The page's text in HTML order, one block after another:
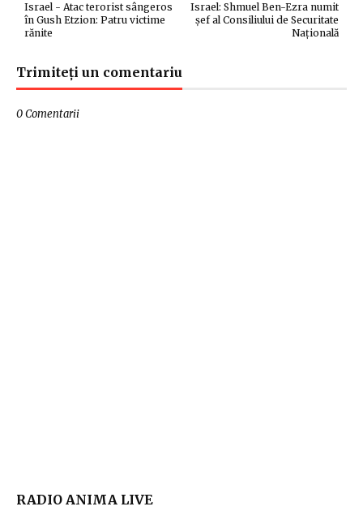
Israel: Shmuel Ben-Ezra numit
șef al Consiliului de Securitate
Națională
Israel - Atac terorist sângeros
în Gush Etzion: Patru victime
rănite
Trimiteți un comentariu
0 Comentarii
RADIO ANIMA LIVE